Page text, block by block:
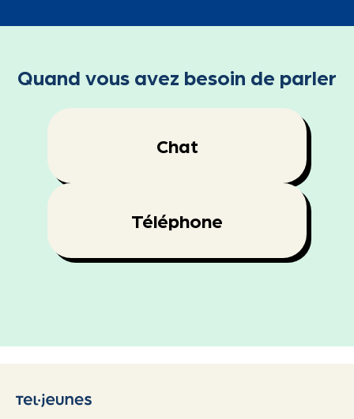
Quand vous avez besoin de parler
Chat
Téléphone